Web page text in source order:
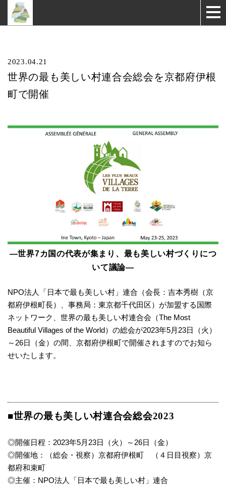
2023.04.21
世界の最も美しい村連合会総会を京都府伊根
町で開催
―世界7カ国の代表が集まり、最も美しい村づくりにつ
いて議論―
NPO法人「日本で最も美しい村」連合（会長：吉本秀樹（京
都府伊根町長）、事務局：東京都千代田区）が加盟する国際
ネットワーク、世界の最も美しい村連合会（The Most
Beautiful Villages of the World）の総会が2023年5月23日（火）
～26日（金）の間、京都府伊根町で開催されますのでお知ら
せいたします。
■世界の最も美しい村連合会総会2023
◎開催日程：2023年5月23日（火）～26日（金）
◎開催地：（総会・視察）京都府伊根町 （４日目視察）京
都府和束町
◎主催：NPO法人「日本で最も美しい村」連合